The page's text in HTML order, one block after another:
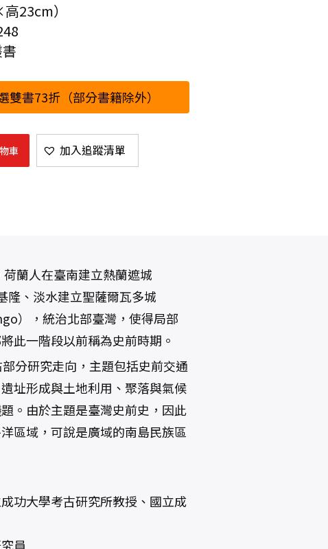
23cm）
雙書73折（部分書籍除外）
車 加入追蹤清單
蘭人在臺南建立熱蘭遮城
隆、淡水建立聖薩爾瓦多城
），統治北部臺灣，使得局部
此一階段以前稱為史前時期。
分研究走向，主題包括史前交通
址形成與土地利用、聚落與氣候
。由於主題是臺灣史前史，因此
區域，可說是廣域的南島民族區
功大學考古研究所教授、國立成
員